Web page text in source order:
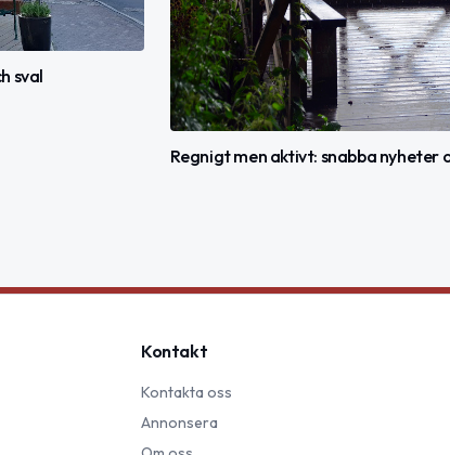
sval
Regnigt men aktivt: snabba nyheter
Kontakt
Kontakta oss
Annonsera